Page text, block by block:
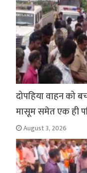
दोपहिया वाहन को
मासूम समेत एक ही
August 3, 2026